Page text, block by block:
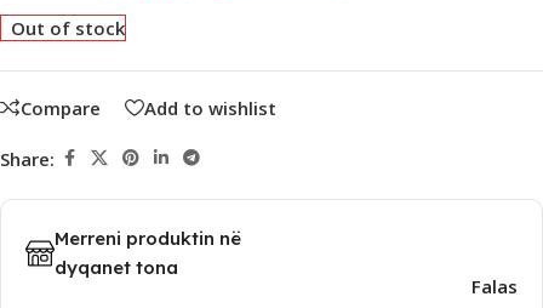
Out of stock
Compare Add to wishlist
Share:
Merreni produktin në
dyqanet tona
Falas